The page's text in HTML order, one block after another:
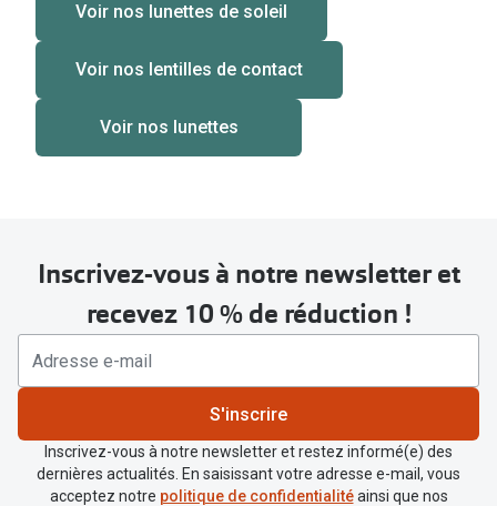
Voir nos lunettes de soleil
Voir nos lentilles de contact
Voir nos lunettes
Inscrivez-vous à notre newsletter et
recevez 10 % de réduction !
S'inscrire
Inscrivez-vous à notre newsletter et restez informé(e) des
dernières actualités. En saisissant votre adresse e-mail, vous
acceptez notre politique de confidentialitéainsi que nos